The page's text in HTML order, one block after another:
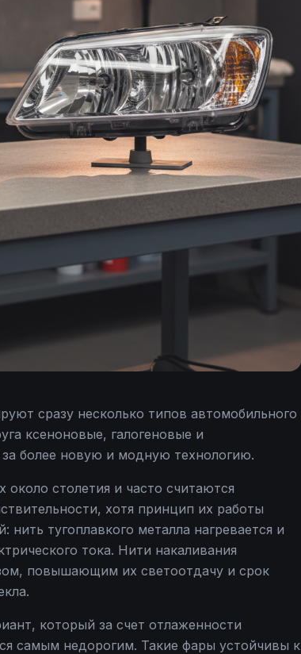
сразу несколько типов автомобильного
ксеноновые, галогеновые и
более новую и модную технологию.
столетия и часто считаются
хотя принцип их работы
тугоплавкого металла нагревается и
тока. Нити накаливания
повышающим их светоотдачу и срок
который за счет отлаженности
самым недорогим. Такие фары устойчивы к